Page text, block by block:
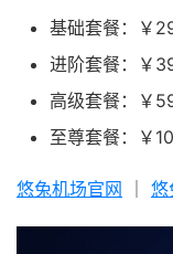
基础套餐：￥
进阶套餐：￥
高级套餐：￥
至尊套餐：￥
悠兔机场官网 悠